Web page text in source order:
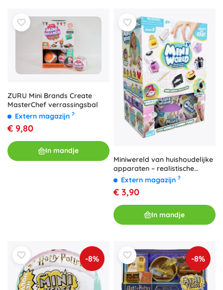
ZURU Mini Brands Create
MasterChef verrassingsbal
Extern magazijn ?
€ 9,80
In mandje
Miniwereld van huishoudelijke
apparaten – realistische
miniaturen voor het keukentje
Extern magazijn ?
€ 3,90
In mandje
-8% -8%